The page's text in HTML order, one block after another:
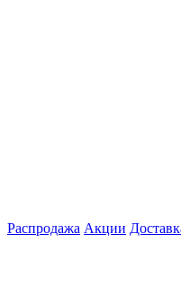
Распродажа Акции